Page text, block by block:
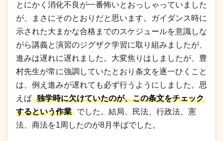
とにかく消化不良が一番怖いとおっしゃっていました
が、まさにそのとおりだと思います。ガイダンス時に
示された大まかな合格までのスケジュールを意識しな
がら講義と演習のジグザク学習に取り組みましたが、
進みは遅れに遅れました。大変焦りはしましたが、豊
村先生が常に強調していたとおり条文を逐一ひくこと
は、例え進みが遅れても必ず行うようにしました。思
えば 独学時に欠けていたのが、この条文をチェック
するという作業
でした。結局、民法、行政法、憲
法、商法を1周したのが8月半ばでした。